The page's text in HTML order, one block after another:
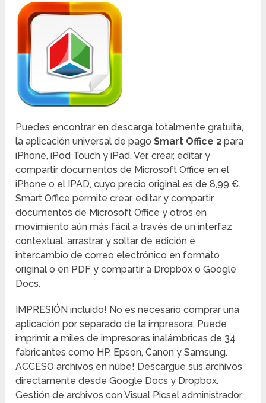
Puedes encontrar en descarga totalmente gratuita,
la aplicación universal de pagoSmart Office 2 para
iPhone, iPod Touch y iPad. Ver, crear, editar y
compartir documentos de Microsoft Office en el
iPhone o el IPAD, cuyo precio original es de 8,99 €.
Smart Office permite crear, editar y compartir
documentos de Microsoft Office y otros en
movimiento aún más fácil a través de un interfaz
contextual, arrastrar y soltar de edición e
intercambio de correo electrónico en formato
original o en PDF y compartir a Dropbox o Google
Docs.
IMPRESIÓN incluido! No es necesario comprar una
aplicación por separado de la impresora. Puede
imprimir a miles de impresoras inalámbricas de 34
fabricantes como HP, Epson, Canon y Samsung.
ACCESO archivos en nube! Descargue sus archivos
directamente desde Google Docs y Dropbox.
Gestión de archivos con Visual Picsel administrador